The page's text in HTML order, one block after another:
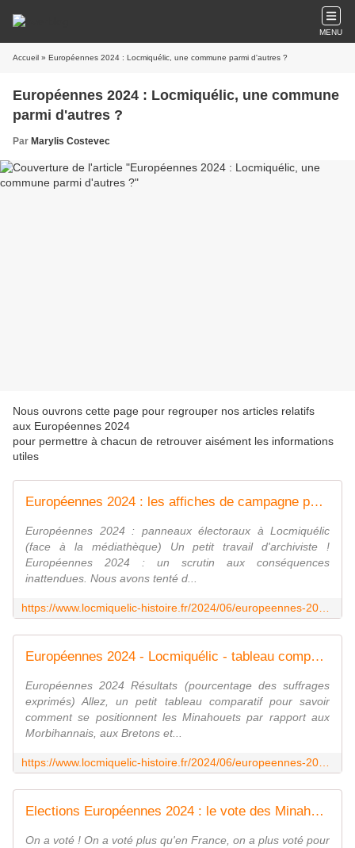
MENU
Accueil » Européennes 2024 : Locmiquélic, une commune parmi d'autres ?
Européennes 2024 : Locmiquélic, une commune
parmi d'autres ?
Par Marylis Costevec
Nous ouvrons cette page pour regrouper nos articles relatifs
aux Européennes 2024
pour permettre à chacun de retrouver aisément les informations
utiles
Européennes 2024 : les affiches de campagne pour mémoire - Hier, aujourd'hui, demain à Locmiquélic...
Européennes 2024 : panneaux électoraux à Locmiquélic
(face à la médiathèque) Un petit travail d'archiviste !
Européennes 2024 : un scrutin aux conséquences
inattendues. Nous avons tenté d...
Européennes 2024 - Locmiquélic - tableau comparatif - Hier, aujourd'hui, demain à Locmiquélic...
Européennes 2024 Résultats (pourcentage des suffrages
exprimés) Allez, un petit tableau comparatif pour savoir
comment se positionnent les Minahouets par rapport aux
Morbihannais, aux Bretons et...
Elections Européennes 2024 : le vote des Minahouets - Hier, aujourd'hui, demain à Locmiquélic...
On a voté ! On a voté plus qu'en France, on a plus voté pour